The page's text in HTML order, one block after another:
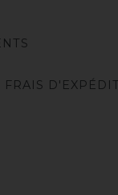
FRAIS